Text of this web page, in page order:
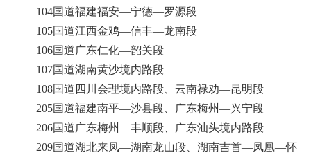
104国道福建福安—宁德—罗源段
105国道江西金鸡—信丰—龙南段
106国道广东仁化—韶关段
107国道湖南黄沙境内路段
108国道四川会理境内路段、云南禄劝—昆明段
205国道福建南平—沙县段、广东梅州—兴宁段
206国道广东梅州—丰顺段、广东汕头境内路段
209国道湖北来凤—湖南龙山段、湖南吉首—凤凰—怀